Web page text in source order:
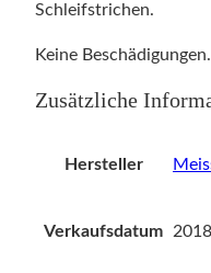
Schleifstrichen.
Keine
Zusätzliche
Hersteller
Verkaufsdatum